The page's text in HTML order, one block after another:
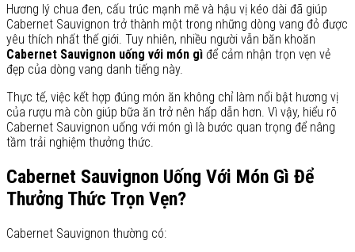
Hương lý chua đen, cấu trúc mạnh mẽ và hậu vị kéo dài đã giúp
Cabernet Sauvignon trở thành một trong những dòng vang đỏ được
yêu thích nhất thế giới. Tuy nhiên, nhiều người vẫn băn khoăn
Cabernet Sauvignon uống với món gì để cảm nhận trọn vẹn vẻ
đẹp của dòng vang danh tiếng này.
Thực tế, việc kết hợp đúng món ăn không chỉ làm nổi bật hương vị
của rượu mà còn giúp bữa ăn trở nên hấp dẫn hơn. Vì vậy, hiểu rõ
Cabernet Sauvignon uống với món gì là bước quan trọng để nâng
tầm trải nghiệm thưởng thức.
Cabernet Sauvignon Uống Với Món Gì Để
Thưởng Thức Trọn Vẹn?
Cabernet Sauvignon thường có: